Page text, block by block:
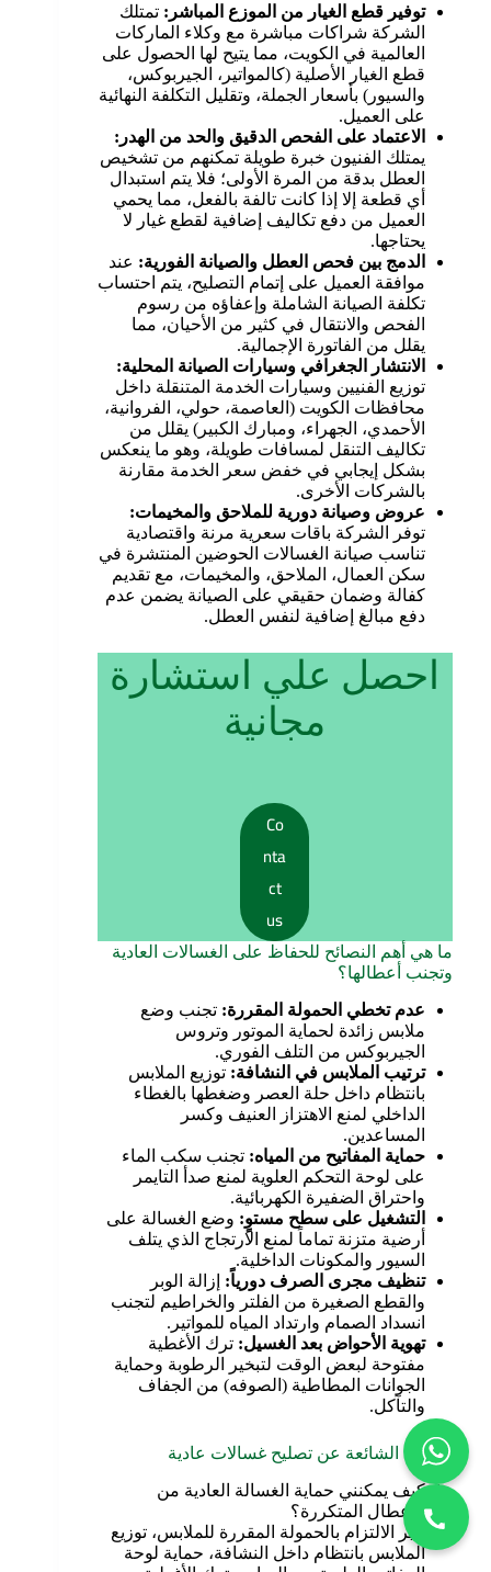
توفير قطع الغيار من الموزع المباشر: تمتلك
الشركة شراكات مباشرة مع وكلاء الماركات
العالمية في الكويت، مما يتيح لها الحصول على
قطع الغيار الأصلية (كالمواتير، الجيربوكس،
والسيور) بأسعار الجملة، وتقليل التكلفة النهائية
على العميل.
الاعتماد على الفحص الدقيق والحد من الهدر:
يمتلك الفنيون خبرة طويلة تمكنهم من تشخيص
العطل بدقة من المرة الأولى؛ فلا يتم استبدال
أي قطعة إلا إذا كانت تالفة بالفعل، مما يحمي
العميل من دفع تكاليف إضافية لقطع غيار لا
يحتاجها.
الدمج بين فحص العطل والصيانة الفورية: عند
موافقة العميل على إتمام التصليح، يتم احتساب
تكلفة الصيانة الشاملة وإعفاؤه من رسوم
الفحص والانتقال في كثير من الأحيان، مما
يقلل من الفاتورة الإجمالية.
الانتشار الجغرافي وسيارات الصيانة المحلية:
توزيع الفنيين وسيارات الخدمة المتنقلة داخل
محافظات الكويت (العاصمة، حولي، الفروانية،
الأحمدي، الجهراء، ومبارك الكبير) يقلل من
تكاليف التنقل لمسافات طويلة، وهو ما ينعكس
بشكل إيجابي في خفض سعر الخدمة مقارنة
بالشركات الأخرى.
عروض وصيانة دورية للملاحق والمخيمات:
توفر الشركة باقات سعرية مرنة واقتصادية
تناسب صيانة الغسالات الحوضين المنتشرة في
سكن العمال، الملاحق، والمخيمات، مع تقديم
كفالة وضمان حقيقي على الصيانة يضمن عدم
دفع مبالغ إضافية لنفس العطل.
احصل علي استشارة
مجانية
Co
nta
ct
us
ما هي أهم النصائح للحفاظ على الغسالات العادية
وتجنب أعطالها؟
عدم تخطي الحمولة المقررة: تجنب وضع
ملابس زائدة لحماية الموتور وتروس
الجيربوكس من التلف الفوري.
ترتيب الملابس في النشافة: توزيع الملابس
بانتظام داخل حلة العصر وضغطها بالغطاء
الداخلي لمنع الاهتزاز العنيف وكسر
المساعدين.
حماية المفاتيح من المياه: تجنب سكب الماء
على لوحة التحكم العلوية لمنع صدأ التايمر
واحتراق الضفيرة الكهربائية.
التشغيل على سطح مستوٍ: وضع الغسالة على
أرضية متزنة تماماً لمنع الارتجاج الذي يتلف
السيور والمكونات الداخلية.
تنظيف مجرى الصرف دورياً: إزالة الوبر
والقطع الصغيرة من الفلتر والخراطيم لتجنب
انسداد الصمام وارتداد المياه للمواتير.
تهوية الأحواض بعد الغسيل: ترك الأغطية
مفتوحة لبعض الوقت لتبخير الرطوبة وحماية
الجوانات المطاطية (الصوفه) من الجفاف
والتآكل.
الاسئلة الشائعة عن تصليح غسالات عادية
كيف يمكنني حماية الغسالة العادية من
الأعطال المتكررة؟
عبر الالتزام بالحمولة المقررة للملابس، توزيع
الملابس بانتظام داخل النشافة، حماية لوحة